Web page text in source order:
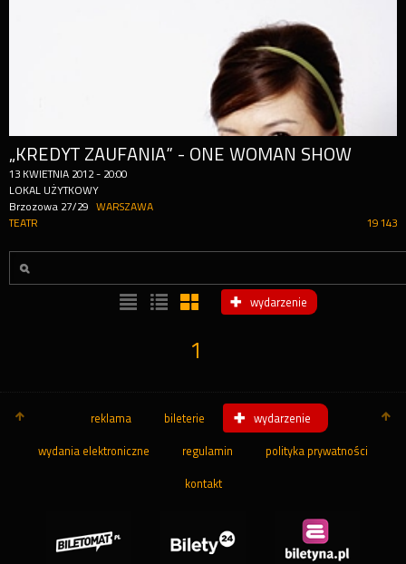
„KREDYT ZAUFANIA” - ONE WOMAN SHOW
13 KWIETNIA 2012 - 20:00
LOKAL UŻYTKOWY
Brzozowa 27/29
WARSZAWA
19 143
TEATR
wydarzenie
1
reklama bileterie wydarzenie
wydania elektroniczne regulamin polityka prywatności
kontakt